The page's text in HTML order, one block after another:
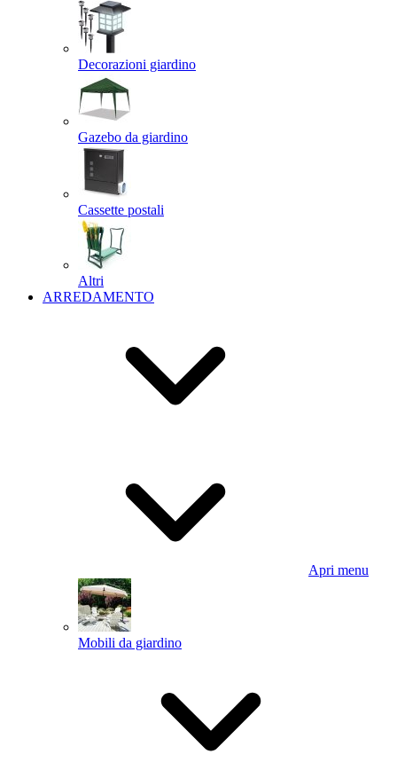
Decorazioni giardino
Gazebo da giardino
Cassette postali
Altri
ARREDAMENTO
Apri menu
Mobili da giardino